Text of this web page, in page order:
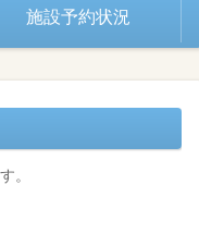
施設予約状況
。